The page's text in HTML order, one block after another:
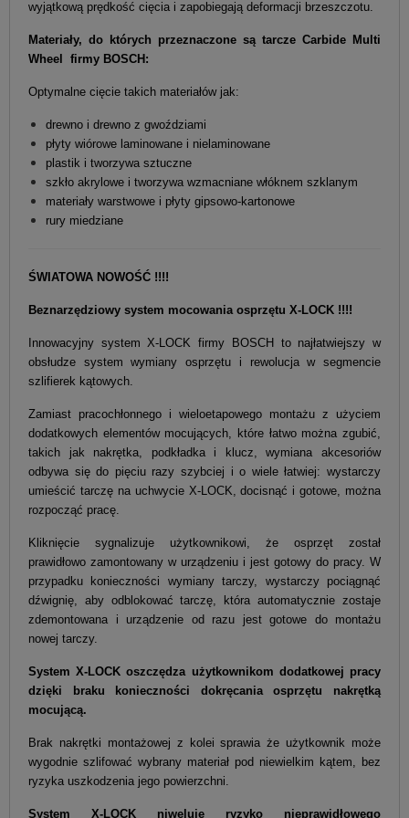
wyjątkową prędkość cięcia i zapobiegają deformacji brzeszczotu.
Materiały, do których przeznaczone są tarcze Carbide Multi
Wheel firmy BOSCH:
Optymalne cięcie takich materiałów jak:
drewno i drewno z gwoździami
płyty wiórowe laminowane i nielaminowane
plastik i tworzywa sztuczne
szkło akrylowe i tworzywa wzmacniane włóknem szklanym
materiały warstwowe i płyty gipsowo-kartonowe
rury miedziane
ŚWIATOWA NOWOŚĆ !!!!
Beznarzędziowy system mocowania osprzętu X-LOCK !!!!
Innowacyjny system X-LOCK firmy BOSCH to najłatwiejszy w
obsłudze system wymiany osprzętu i rewolucja w segmencie
szlifierek kątowych.
Zamiast pracochłonnego i wieloetapowego montażu z użyciem
dodatkowych elementów mocujących, które łatwo można zgubić,
takich jak nakrętka, podkładka i klucz, wymiana akcesoriów
odbywa się do pięciu razy szybciej i o wiele łatwiej: wystarczy
umieścić tarczę na uchwycie X-LOCK, docisnąć i gotowe, można
rozpocząć pracę.
Kliknięcie sygnalizuje użytkownikowi, że osprzęt został
prawidłowo zamontowany w urządzeniu i jest gotowy do pracy. W
przypadku konieczności wymiany tarczy, wystarczy pociągnąć
dźwignię, aby odblokować tarczę, która automatycznie zostaje
zdemontowana i urządzenie od razu jest gotowe do montażu
nowej tarczy.
System X-LOCK oszczędza użytkownikom dodatkowej pracy
dzięki braku konieczności dokręcania osprzętu nakrętką
mocującą.
Brak nakrętki montażowej z kolei sprawia że użytkownik może
wygodnie szlifować wybrany materiał pod niewielkim kątem, bez
ryzyka uszkodzenia jego powierzchni.
System X-LOCK niweluje ryzyko nieprawidłowego